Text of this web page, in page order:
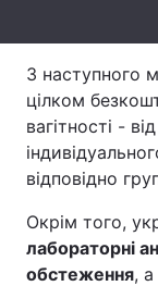
Тема
З наступного
цілком
вагітності -
відповідно
Окрім того,
лабораторні
обстеження,